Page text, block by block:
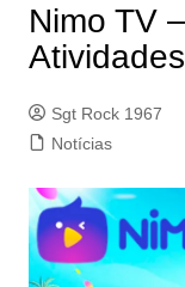
Nimo TV
Sgt Rock 1967
Notícias